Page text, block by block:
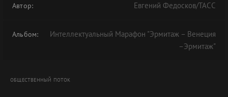
Автор: Евгений Федосков/ТАСС
Альбом:
Интеллектуальный Марафон "Эрмитаж – Венеция
–Эрмитаж"
ОБЩЕСТВЕННЫЙ ПОТОК